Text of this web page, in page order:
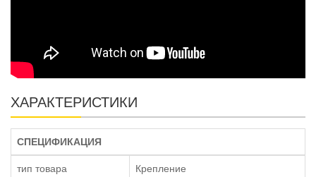
ХАРАКТЕРИСТИКИ
СПЕЦИФИКАЦИЯ
тип товара Крепление